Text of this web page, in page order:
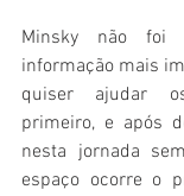
Minsky não foi
informação mais
quiser ajudar
primeiro, e após
nesta jornada
espaço ocorre o